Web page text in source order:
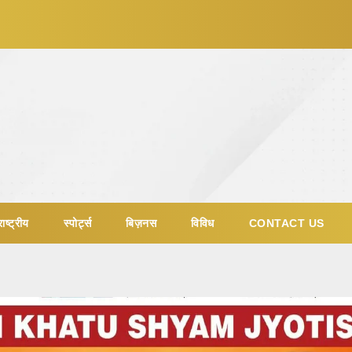
स्पोर्ट्स बिज़नस विविध CONTACT US